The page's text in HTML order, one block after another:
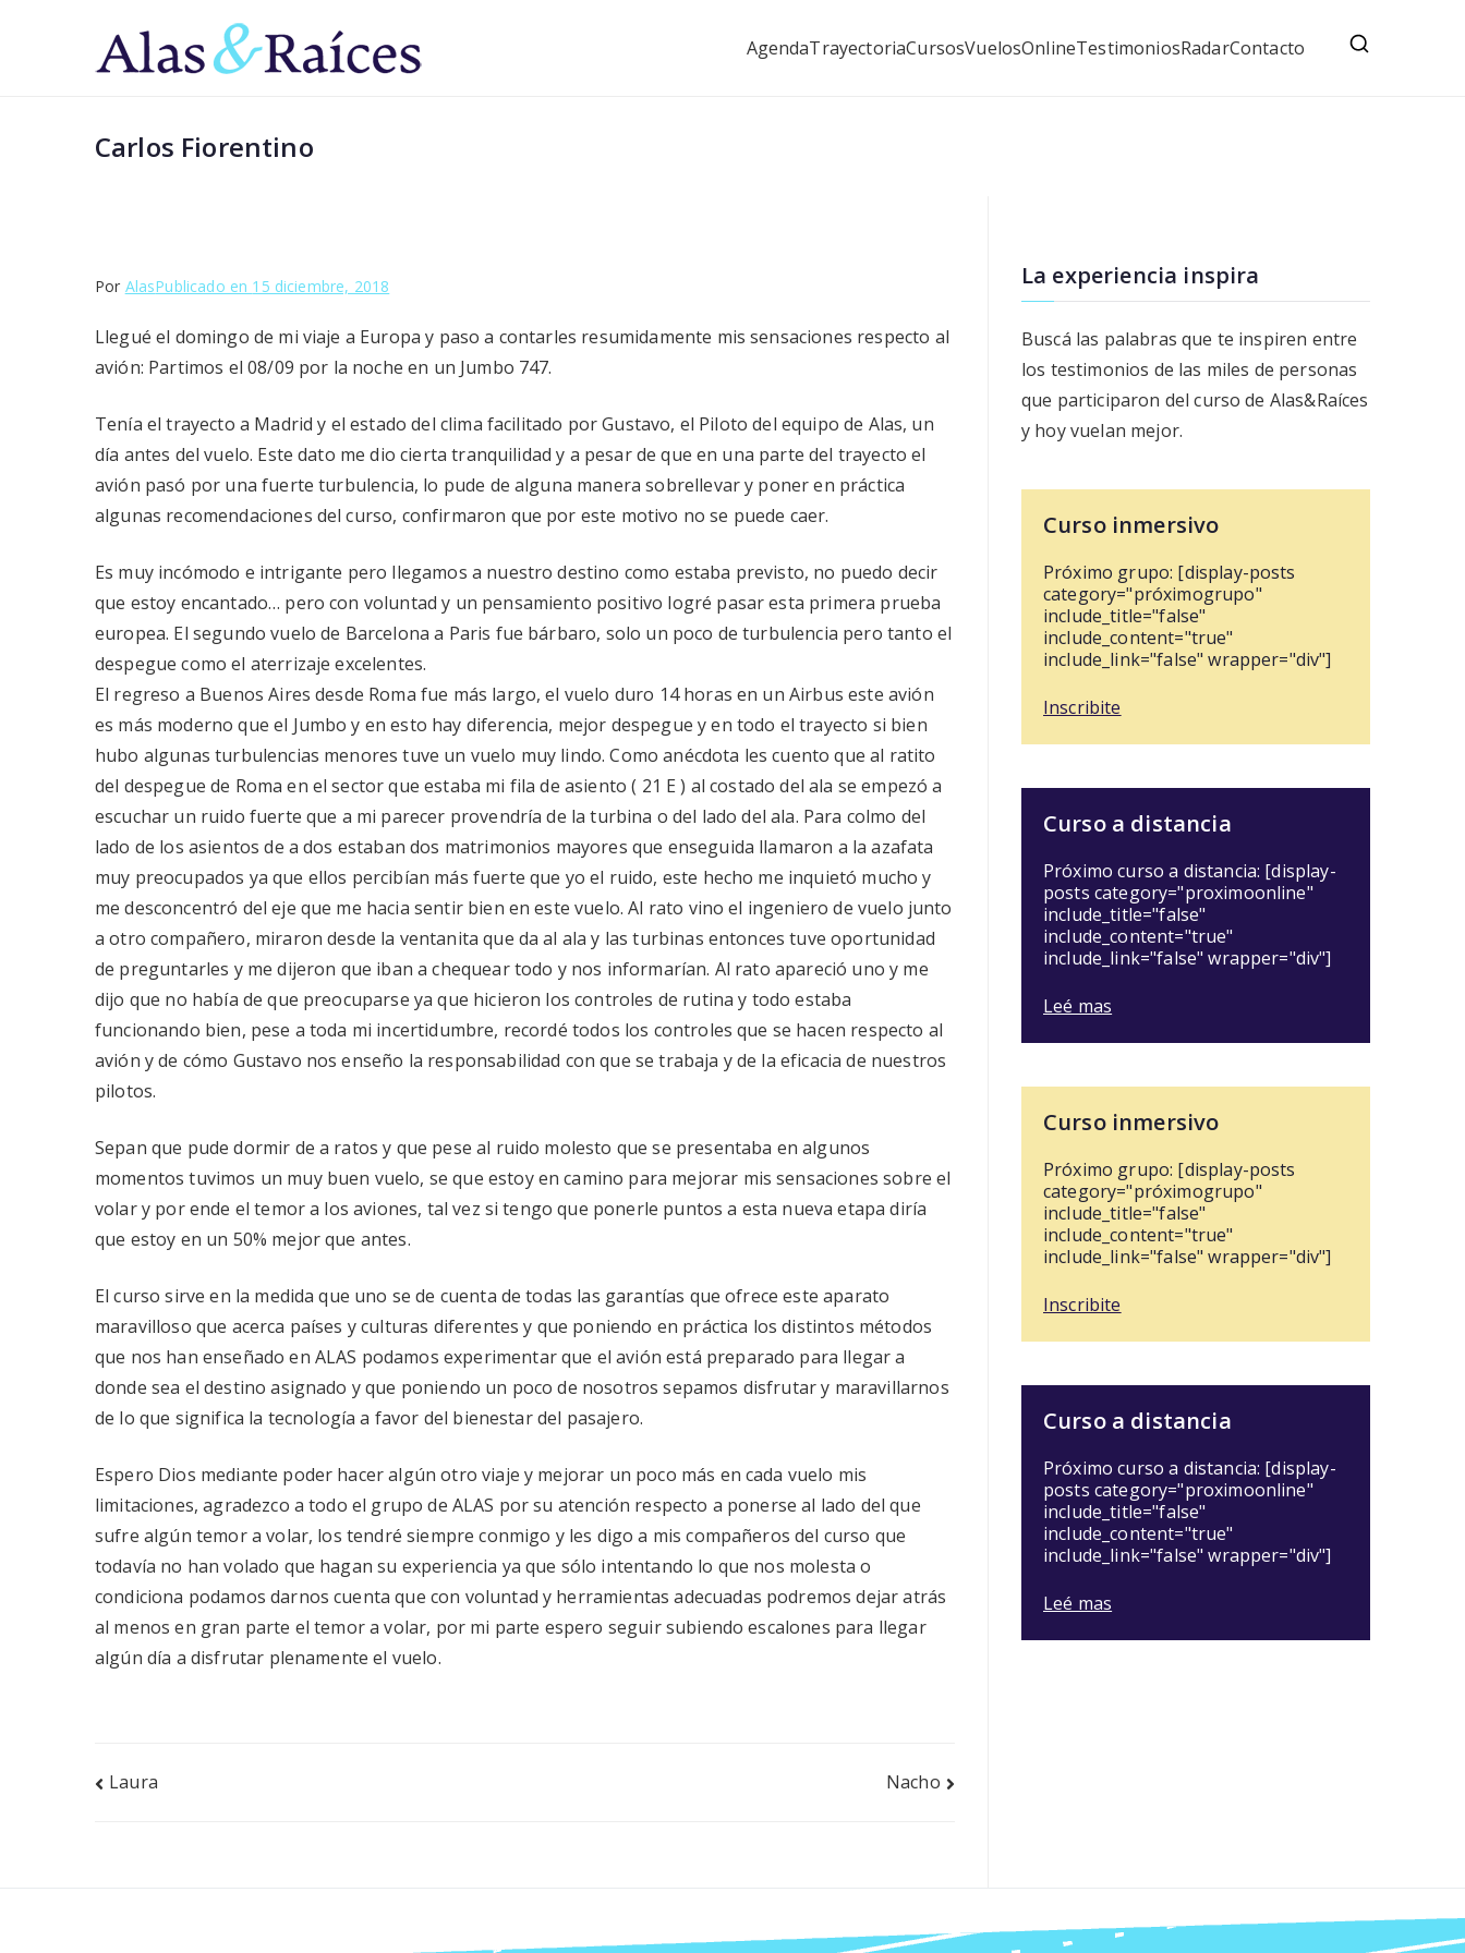
Superá el miedo a volar con los pioneros
AgendaTrayectoriaCursosVuelosOnlineTestimoniosRadarContacto
Carlos Fiorentino
Por AlasPublicado en 15 diciembre, 2018
Llegué el domingo de mi viaje a Europa y paso a contarles resumidamente mis sensaciones respecto al
avión: Partimos el 08/09 por la noche en un Jumbo 747.
Tenía el trayecto a Madrid y el estado del clima facilitado por Gustavo, el Piloto del equipo de Alas, un
día antes del vuelo. Este dato me dio cierta tranquilidad y a pesar de que en una parte del trayecto el
avión pasó por una fuerte turbulencia, lo pude de alguna manera sobrellevar y poner en práctica
algunas recomendaciones del curso, confirmaron que por este motivo no se puede caer.
Es muy incómodo e intrigante pero llegamos a nuestro destino como estaba previsto, no puedo decir
que estoy encantado… pero con voluntad y un pensamiento positivo logré pasar esta primera prueba
europea. El segundo vuelo de Barcelona a Paris fue bárbaro, solo un poco de turbulencia pero tanto el
despegue como el aterrizaje excelentes.
El regreso a Buenos Aires desde Roma fue más largo, el vuelo duro 14 horas en un Airbus este avión
es más moderno que el Jumbo y en esto hay diferencia, mejor despegue y en todo el trayecto si bien
hubo algunas turbulencias menores tuve un vuelo muy lindo. Como anécdota les cuento que al ratito
del despegue de Roma en el sector que estaba mi fila de asiento ( 21 E ) al costado del ala se empezó a
escuchar un ruido fuerte que a mi parecer provendría de la turbina o del lado del ala. Para colmo del
lado de los asientos de a dos estaban dos matrimonios mayores que enseguida llamaron a la azafata
muy preocupados ya que ellos percibían más fuerte que yo el ruido, este hecho me inquietó mucho y
me desconcentró del eje que me hacia sentir bien en este vuelo. Al rato vino el ingeniero de vuelo junto
a otro compañero, miraron desde la ventanita que da al ala y las turbinas entonces tuve oportunidad
de preguntarles y me dijeron que iban a chequear todo y nos informarían. Al rato apareció uno y me
dijo que no había de que preocuparse ya que hicieron los controles de rutina y todo estaba
funcionando bien, pese a toda mi incertidumbre, recordé todos los controles que se hacen respecto al
avión y de cómo Gustavo nos enseño la responsabilidad con que se trabaja y de la eficacia de nuestros
pilotos.
Sepan que pude dormir de a ratos y que pese al ruido molesto que se presentaba en algunos
momentos tuvimos un muy buen vuelo, se que estoy en camino para mejorar mis sensaciones sobre el
volar y por ende el temor a los aviones, tal vez si tengo que ponerle puntos a esta nueva etapa diría
que estoy en un 50% mejor que antes.
El curso sirve en la medida que uno se de cuenta de todas las garantías que ofrece este aparato
maravilloso que acerca países y culturas diferentes y que poniendo en práctica los distintos métodos
que nos han enseñado en ALAS podamos experimentar que el avión está preparado para llegar a
donde sea el destino asignado y que poniendo un poco de nosotros sepamos disfrutar y maravillarnos
de lo que significa la tecnología a favor del bienestar del pasajero.
Espero Dios mediante poder hacer algún otro viaje y mejorar un poco más en cada vuelo mis
limitaciones, agradezco a todo el grupo de ALAS por su atención respecto a ponerse al lado del que
sufre algún temor a volar, los tendré siempre conmigo y les digo a mis compañeros del curso que
todavía no han volado que hagan su experiencia ya que sólo intentando lo que nos molesta o
condiciona podamos darnos cuenta que con voluntad y herramientas adecuadas podremos dejar atrás
al menos en gran parte el temor a volar, por mi parte espero seguir subiendo escalones para llegar
algún día a disfrutar plenamente el vuelo.
Navegación
Laura Nacho
La experiencia inspira
Buscá las palabras que te inspiren entre
los testimonios de las miles de personas
que participaron del curso de Alas&Raíces
y hoy vuelan mejor.
Curso inmersivo
Próximo grupo: [display-posts
category="próximogrupo"
include_title="false"
include_content="true"
include_link="false" wrapper="div"]
Inscribite
Curso a distancia
Próximo curso a distancia: [display-
posts category="proximoonline"
include_title="false"
include_content="true"
include_link="false" wrapper="div"]
Leé mas
Curso inmersivo
Próximo grupo: [display-posts
category="próximogrupo"
include_title="false"
include_content="true"
include_link="false" wrapper="div"]
Inscribite
Curso a distancia
Próximo curso a distancia: [display-
posts category="proximoonline"
include_title="false"
include_content="true"
include_link="false" wrapper="div"]
Leé mas